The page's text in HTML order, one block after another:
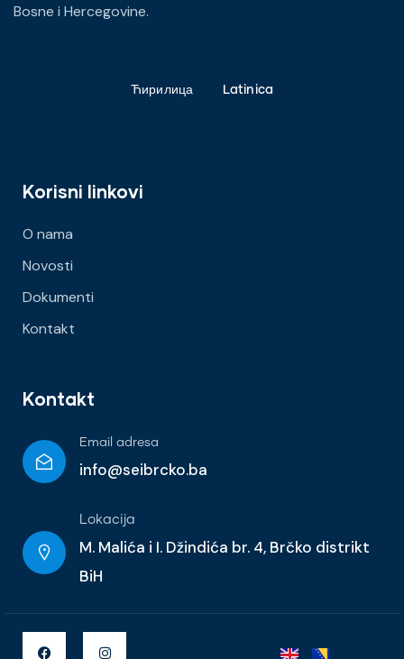
Bosne i Hercegovine.
Ћирилица Latinica
Korisni linkovi
O nama
Novosti
Dokumenti
Kontakt
Kontakt
Email adresa
info@seibrcko.ba
Lokacija
M. Malića i I. Džindića br. 4, Brčko distrikt
BiH